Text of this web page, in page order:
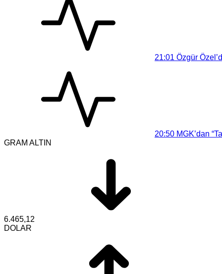
21:01 Özgür
20:50 MGK’dan
GRAM ALTIN
6.465,12
DOLAR